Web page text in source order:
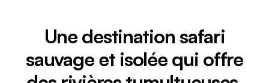
Une destination safari
sauvage et isolée qui offre